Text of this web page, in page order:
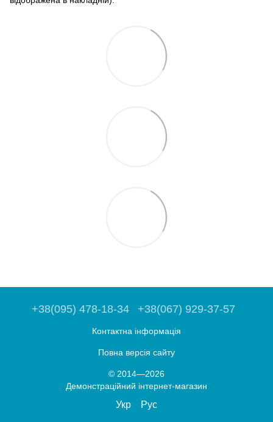
+38(095) 478-18-34 +38(067) 929-37-57
Контактна інформація
Повна версія сайту
© 2014—2026
Демонстраційний інтернет-магазин
Укр Рус